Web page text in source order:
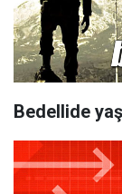
Bedellide